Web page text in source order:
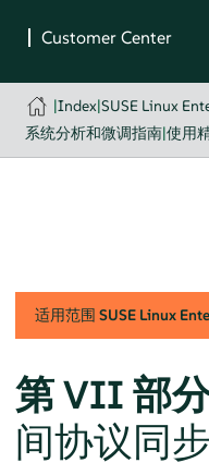
|Index|SUSE Linux
系统分析和微调指南|使用
适用范围 SUSE Linux
第 VII 部
间协议同